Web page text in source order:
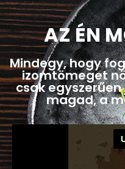
AZ ÉN
Mindegy, hogy
izomtömeget
csak
magad, a